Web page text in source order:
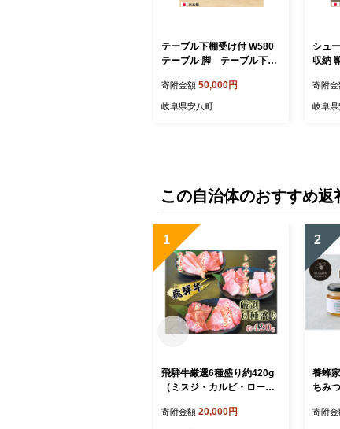
テーブル下棚受け付 W580
テーブル 脚 テーブル下収
リモートワーク リビング学
習 DIY 頑丈 フレーム ブラッ
寄附金額 50,000円
岐阜県安八町
シュ
収納
必要
寄附金
岐阜県
この自治体のおすすめ返
1
飛騨牛厳選6種盛り約420g
（ミスジ・カルビ・ロー
トモサンカク）各約70g お
寄附金額 20,000円
2
養蜂
ちみ
りん
寄附金